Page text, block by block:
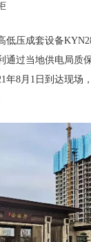
低压成套设备
通过当地供电局质
年8月1日到达现场